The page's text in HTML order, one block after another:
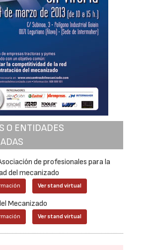
O ENTIDADES
de profesionales para la
del mecanizado
Ver stand virtual
Mecanizado
Ver stand virtual